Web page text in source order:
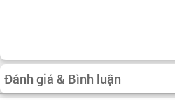
Đánh giá & Bình luận